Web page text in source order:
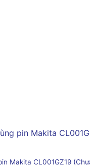
Makita CL001GZ19